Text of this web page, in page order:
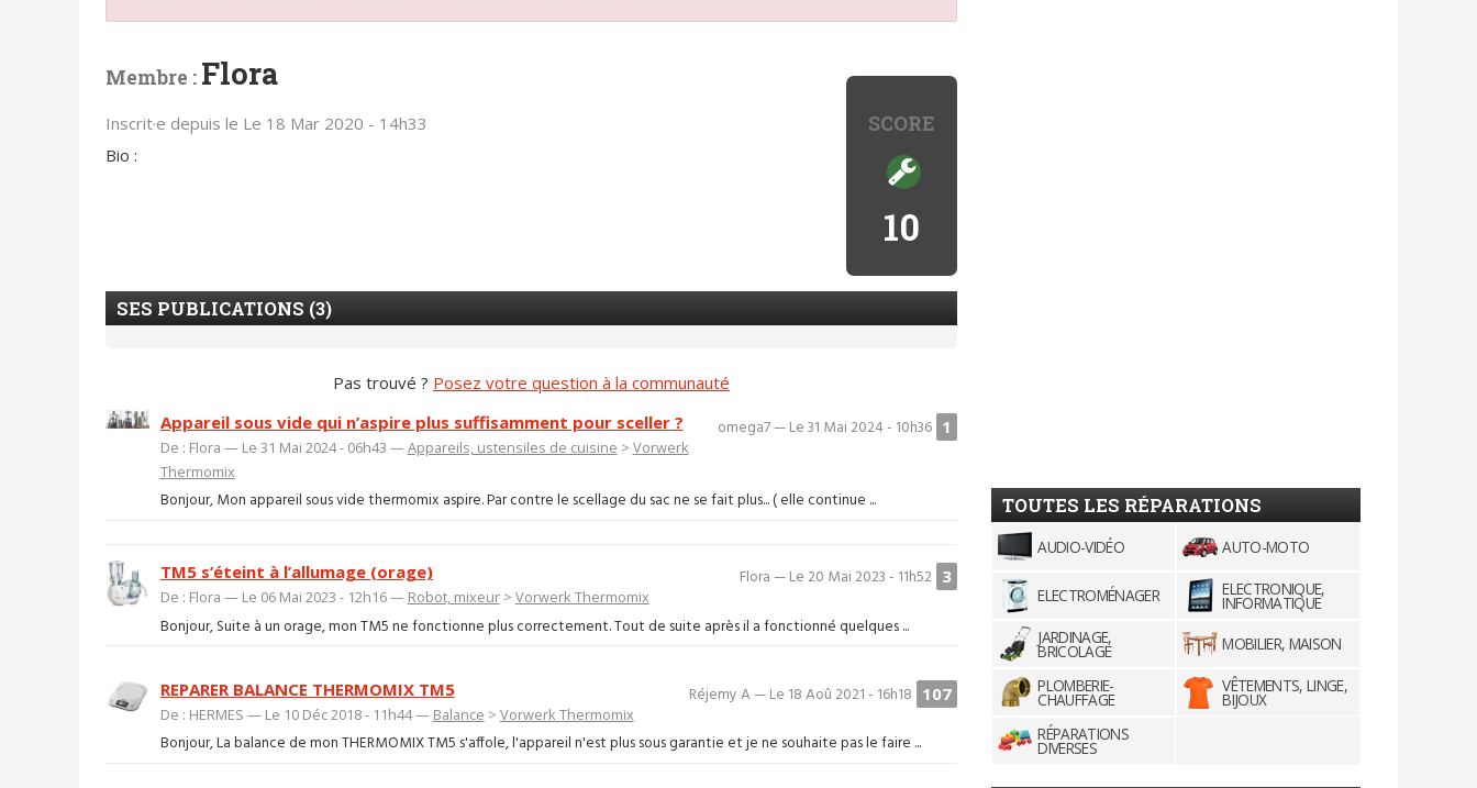
SCORE
10
Membre : Flora
Inscrit·e depuis le Le 18 Mar 2020 - 14h33
Bio :
SES PUBLICATIONS (3)
Pas trouvé ? Posez votre question à la communauté
1
omega7 — Le 31 Mai 2024 - 10h36
Appareil sous vide qui n’aspire plus suffisamment pour sceller ?
De : Flora — Le 31 Mai 2024 - 06h43 —Appareils, ustensiles de cuisine > Vorwerk
Thermomix
Bonjour, Mon appareil sous vide thermomix aspire. Par contre le scellage du sac ne se fait plus... ( elle continue ...
3
Flora — Le 20 Mai 2023 - 11h52
TM5 s’éteint à l’allumage (orage)
De : Flora — Le 06 Mai 2023 - 12h16 — Robot, mixeur> Vorwerk Thermomix
Bonjour, Suite à un orage, mon TM5 ne fonctionne plus correctement. Tout de suite après il a fonctionné quelques ...
107
Réjemy A — Le 18 Aoû 2021 - 16h18
REPARER BALANCE THERMOMIX TM5
De : HERMES — Le 10 Déc 2018 - 11h44 — Balance > Vorwerk Thermomix
Bonjour, La balance de mon THERMOMIX TM5 s'affole, l'appareil n'est plus sous garantie et je ne souhaite pas le faire ...
TOUTES LES RÉPARATIONS
AUDIO-VIDÉO AUTO-MOTO
ELECTROMÉNAGER ELECTRONIQUE,
INFORMATIQUE
JARDINAGE,
BRICOLAGE
MOBILIER, MAISON
PLOMBERIE-
CHAUFFAGE
VÊTEMENTS, LINGE,
BIJOUX
RÉPARATIONS
DIVERSES